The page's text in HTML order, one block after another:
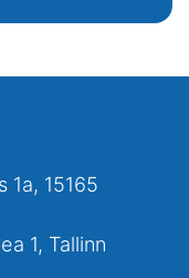
1a, 15165
1, Tallinn